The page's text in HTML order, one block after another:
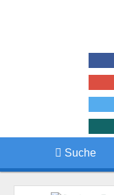
Suche